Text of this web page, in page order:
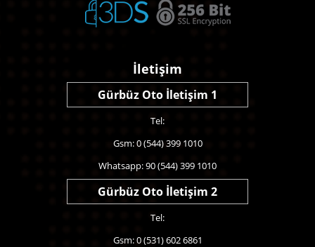
İletişim
Gürbüz Oto İletişim 1
Tel:
Gsm: 0 (544) 399 1010
Whatsapp: 90 (544) 399 1010
Gürbüz Oto İletişim 2
Tel:
Gsm: 0 (531) 602 6861